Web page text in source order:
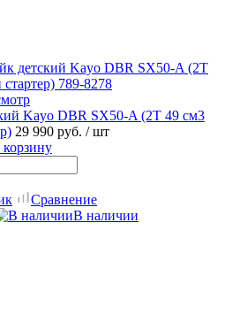
Kayo DBR SX50-A (2T 49 см3
29 990 руб. / шт
Сравнение
В наличии